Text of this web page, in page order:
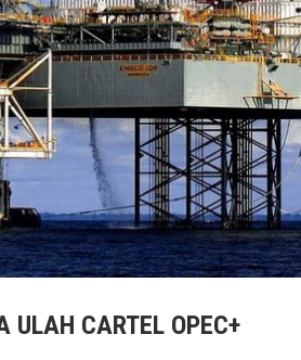
ULAH CARTEL OPEC+